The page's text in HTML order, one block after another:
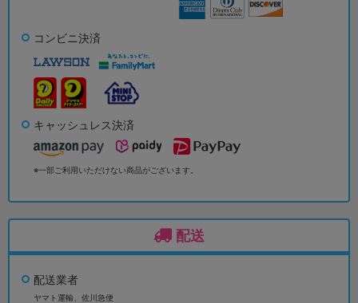
コンビニ決済
キャッシュレス決済
※一部ご利用いただけない商品がございます。
配送
配送業者
ヤマト運輸、佐川急便